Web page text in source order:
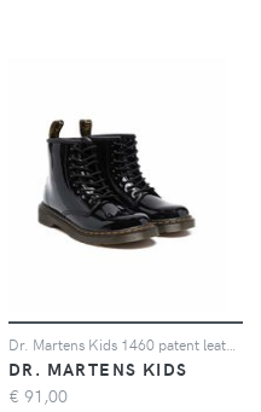
DR. MARTENS KIDS
€ 91,00